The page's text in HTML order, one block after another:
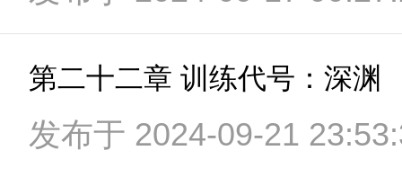
第二十二章 训练代号：深渊
发布于 2024-09-21